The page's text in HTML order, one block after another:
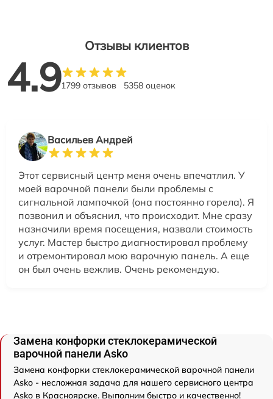
Отзывы клиентов
4.91799 отзывов 5358 оценок
Васильев Андрей
Этот сервисный центр меня очень впечатлил. У
моей варочной панели были проблемы с
сигнальной лампочкой (она постоянно горела). Я
позвонил и объяснил, что происходит. Мне сразу
назначили время посещения, назвали стоимость
услуг. Мастер быстро диагностировал проблему
и отремонтировал мою варочную панель. А еще
он был очень вежлив. Очень рекомендую.
Замена конфорки стеклокерамической
варочной панели Asko
Замена конфорки стеклокерамической варочной панели
Asko - несложная задача для нашего сервисного центра
Asko в Красноярске. Выполним быстро и качественно!